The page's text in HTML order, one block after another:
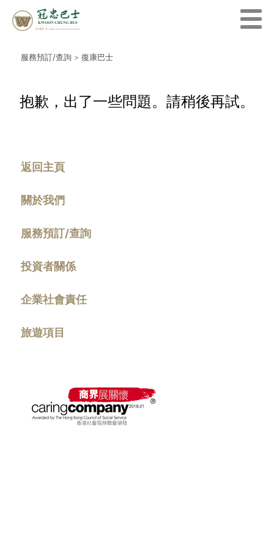
服務預訂/查詢> 復康巴士
抱歉，出了一些問題。請稍後再試。
返回主頁
關於我們
服務預訂/查詢
投資者關係
企業社會責任
旅遊項目